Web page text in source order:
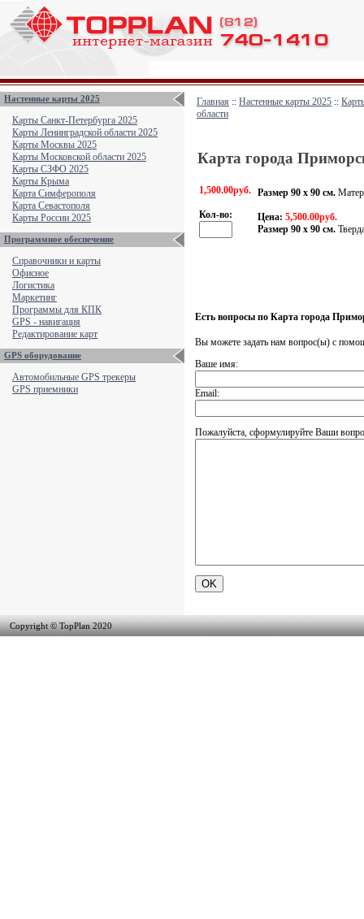
Настенные карты 2025
Карты Санкт-Петербурга 2025
Карты Ленинградской области 2025
Карты Москвы 2025
Карты Московской области 2025
Карты СЗФО 2025
Карты Крыма
Карта Симферополя
Карта Севастополя
Карты России 2025
Программное обеспечение
Справочники и карты
Офисное
Логистика
Маркетинг
Программы для КПК
GPS - навигация
Редактирование карт
GPS оборудование
Автомобильные GPS трекеры
GPS приемники
Главная :: Настенные карты 2025 ::
области
Карта города
1,500.00руб.
Кол-во:
Размер 90 х 90 см.
Цена: 5,500.00руб.
Размер 90 х 90 см.
Есть вопросы по Карта города
Вы можете задать нам вопрос(ы) с
Ваше имя:
Email:
Пожалуйста, сформулируйте Ваши
Copyright © TopPlan 2020